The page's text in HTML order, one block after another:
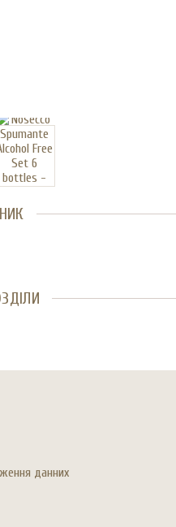
данних